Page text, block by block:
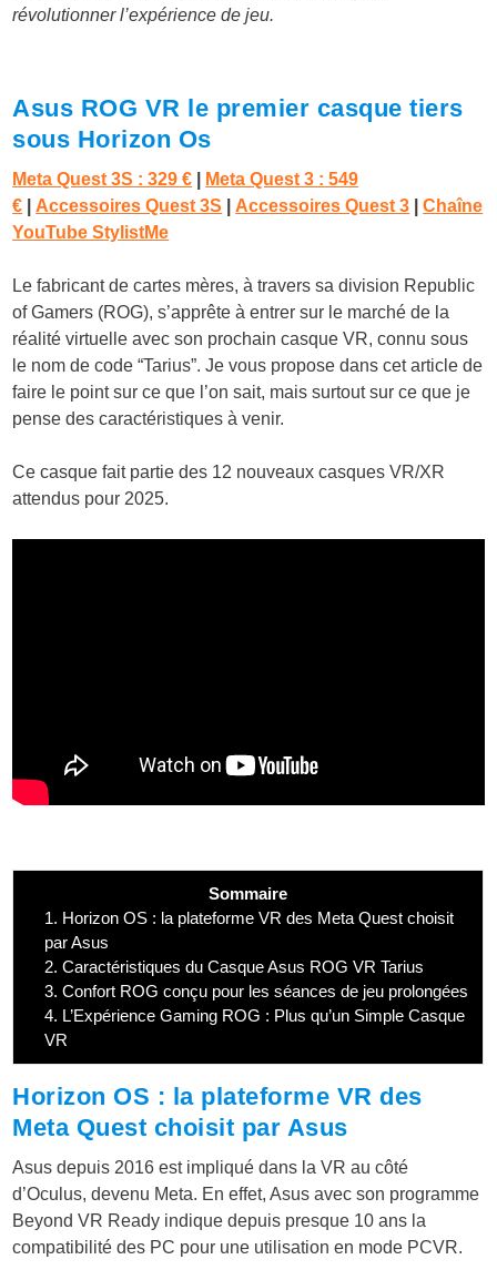
révolutionner l’expérience de jeu.
Asus ROG VR le premier casque tiers
sous Horizon Os
Meta Quest 3S : 329 €
Meta Quest 3 : 549
€
Accessoires Quest 3S Accessoires Quest 3 |Chaîne
YouTube StylistMe
Le fabricant de cartes mères,à travers sa division Republic
of Gamers (ROG), s’apprête à entrer sur le marché de la
réalité virtuelle avec son prochain casque VR, connu sous
le nom de code “Tarius”. Je vous propose dans cet article de
faire le point sur ce que l’on sait, mais surtout sur ce que je
pense des caractéristiques à venir.
Ce casque fait partie des 12 nouveaux casques VR/XR
attendus pour 2025.
Sommaire
1. Horizon OS : la plateforme VR des Meta Quest choisit
par Asus
2. Caractéristiques du Casque Asus ROG VR Tarius
3. Confort ROG conçu pour les séances de jeu prolongées
4. L’Expérience Gaming ROG : Plus qu’un Simple Casque
VR
Horizon OS : la plateforme VR des
Meta Quest choisit par Asus
Asus depuis 2016 est impliqué dans la VR au côté
d’Oculus, devenu Meta. En effet, Asusavec son programme
Beyond VR Ready indique depuis presque 10 ans la
compatibilité des PC pour une utilisation en mode PCVR.